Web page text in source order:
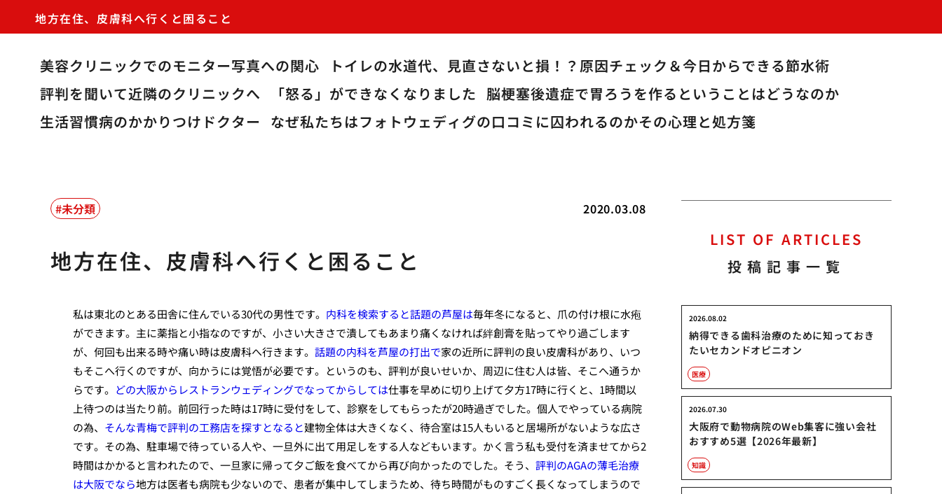
地方在住、皮膚科へ行くと困ること
美容クリニックでのモニター写真への関心
トイレの水道代、見直さないと損！？原因チェック＆今日からできる節水術
評判を聞いて近隣のクリニックへ
「怒る」ができなくなりました 脳梗塞後遺症で胃ろうを作るということはどうなのか
生活習慣病のかかりつけドクター
なぜ私たちはフォトウェディグの口コミに囚われるのかその心理と処方箋
2020.03.08
未分類
地方在住、皮膚科へ行くと困ること
私は東北のとある田舎に住んでいる30代の男性です。 内科を検索すると話題の芦屋は毎年冬になると、爪の付け根に水疱
ができます。主に薬指と小指なのですが、小さい大きさで潰してもあまり痛くなければ絆創膏を貼ってやり過ごします
が、何回も出来る時や痛い時は皮膚科へ行きます。 話題の内科を芦屋の打出で家の近所に評判の良い皮膚科があり、いつ
もそこへ行くのですが、向かうには覚悟が必要です。というのも、評判が良いせいか、周辺に住む人は皆、そこへ通うか
らです。 どの大阪からレストランウェディングでなってからしては仕事を早めに切り上げて夕方17時に行くと、1時間以
上待つのは当たり前。前回行った時は17時に受付をして、診察をしてもらったが20時過ぎでした。個人でやっている病院
の為、 そんな青梅で評判の工務店を探すとなると建物全体は大きくなく、待合室は15人もいると居場所がないような広さ
です。その為、駐車場で待っている人や、一旦外に出て用足しをする人などもいます。かく言う私も受付を済ませてから2
時間はかかると言われたので、一旦家に帰って夕ご飯を食べてから再び向かったのでした。そう、 評判のAGAの薄毛治療
は大阪でなら地方は医者も病院も少ないので、患者が集中してしまうため、待ち時間がものすごく長くなってしまうので
LIST OF ARTICLES
投稿記事一覧
納得できる歯科治療のために知っておき
たいセカンドオピニオン
2026.08.02
医療
大阪府で動物病院のWeb集客に強い会社
おすすめ5選【2026年最新】
2026.07.30
知識